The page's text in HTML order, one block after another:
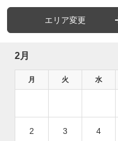
エリア変更
2月
月 火 水
2 3 4